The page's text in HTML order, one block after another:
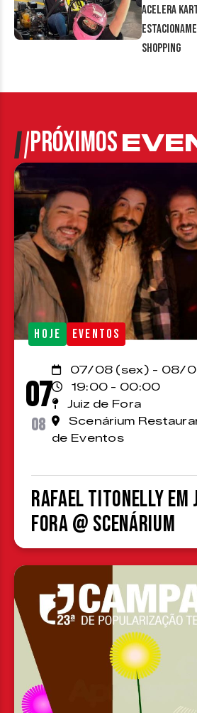
Acelera
Shopping
PRÓXIMOS
HOJE EVENTOS
07
08
07/08 (sex) - 08/
19:00 - 00:00
Juiz de Fora
Scenárium
de Eventos
Rafael Titonelly em
Fora @ Scenárium